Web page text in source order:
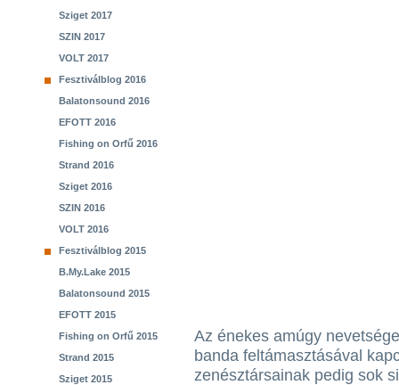
Sziget 2017
SZIN 2017
VOLT 2017
Fesztiválblog 2016
Balatonsound 2016
EFOTT 2016
Fishing on Orfű 2016
Strand 2016
Sziget 2016
SZIN 2016
VOLT 2016
Fesztiválblog 2015
B.My.Lake 2015
Balatonsound 2015
EFOTT 2015
Fishing on Orfű 2015
Strand 2015
Sziget 2015
Az énekes amúgy
banda feltámasztásával
zenésztársainak pedig sok